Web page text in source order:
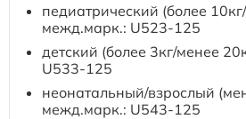
педиатрический (более
межд.марк.: U523-125
детский (более 3кг/менее
U533-125
неонатальный/взрослый
межд.марк.: U543-125
Расходные материалы к